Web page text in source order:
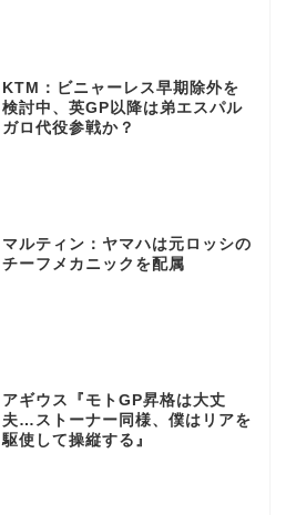
KTM：ビニャーレス早期除外を
検討中、英GP以降は弟エスパル
ガロ代役参戦か？
マルティン：ヤマハは元ロッシの
チーフメカニックを配属
アギウス『モトGP昇格は大丈
夫…ストーナー同様、僕はリアを
駆使して操縦する』